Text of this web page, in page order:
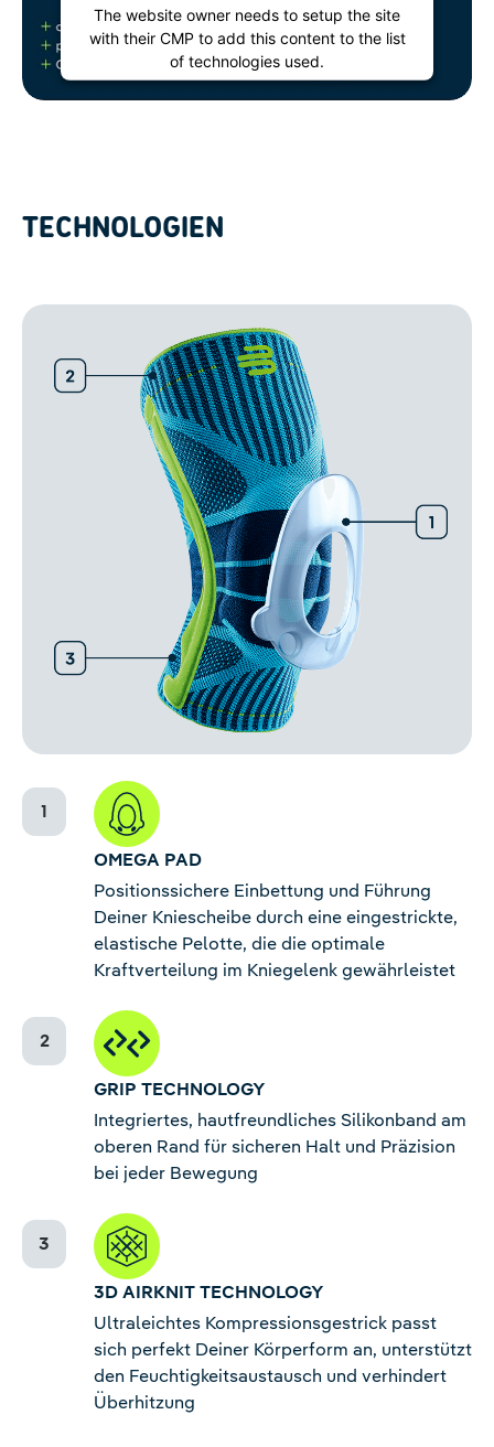
The website owner needs to setup the site
with their CMP to add this content to the list
of technologies used.
Powered byUsercentrics Consent
TECHNOLOGIEN
OMEGA PAD
Positionssichere Einbettung und Führung
Deiner Kniescheibe durch eine eingestrickte,
elastische Pelotte, die die optimale
Kraftverteilung im Kniegelenk gewährleistet
GRIP TECHNOLOGY
Integriertes, hautfreundliches Silikonband am
oberen Rand für sicheren Halt und Präzision
bei jeder Bewegung
3D AIRKNIT TECHNOLOGY
Ultraleichtes Kompressionsgestrick passt
sich perfekt Deiner Körperform an, unterstützt
den Feuchtigkeitsaustausch und verhindert
Überhitzung